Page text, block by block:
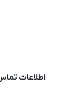
اطلاعات